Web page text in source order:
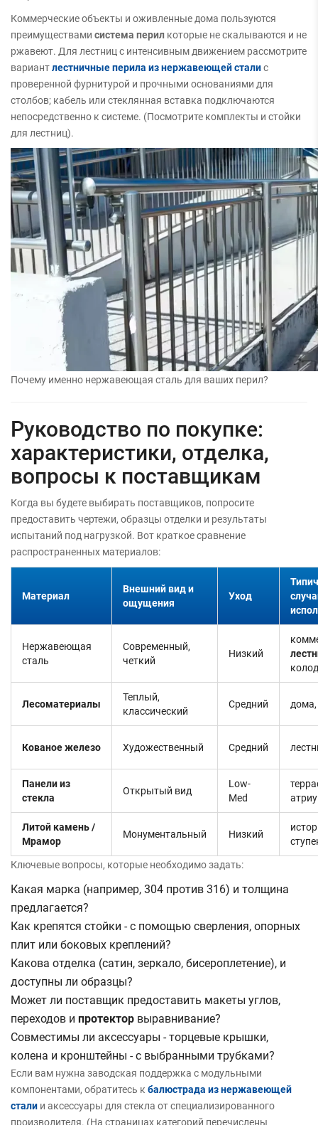
Коммерческие объекты и оживленные дома пользуются
преимуществами система перил которые не скалываются и не
ржавеют. Для лестниц с интенсивным движением рассмотрите
вариантлестничные перила из нержавеющей сталис
проверенной фурнитурой и прочными основаниями для
столбов; кабель или стеклянная вставка подключаются
непосредственно к системе. (Посмотрите комплекты и стойки
для лестниц).
Почему именно нержавеющая сталь для ваших перил?
Руководство по покупке:
характеристики, отделка,
вопросы к поставщикам
Когда вы будете выбирать поставщиков, попросите
предоставить чертежи, образцы отделки и результаты
испытаний под нагрузкой. Вот краткое сравнение
распространенных материалов:
Материал
Внешний вид и
ощущения
Уход
Нержавеющая
сталь
Современный,
четкий
Низкий
Лесоматериалы
Теплый,
классический
Средний дома,
Кованое железо Художественный Средний
Панели из
стекла
Открытый вид
Low-
Med
Литой камень /
Мрамор
Монументальный Низкий
Ключевые вопросы, которые необходимо задать:
Какая марка (например, 304 против 316) и толщина
предлагается?
Как крепятся стойки - с помощью сверления, опорных
плит или боковых креплений?
Какова отделка (сатин, зеркало, бисероплетение), и
доступны ли образцы?
Может ли поставщик предоставить макеты углов,
переходов и протектор выравнивание?
Совместимы ли аксессуары - торцевые крышки,
колена и кронштейны - с выбранными трубками?
Если вам нужна заводская поддержка с модульными
компонентами, обратитесь к балюстрада из нержавеющей
стали и аксессуары для стекла от специализированного
производителя. (На страницах категорий перечислены